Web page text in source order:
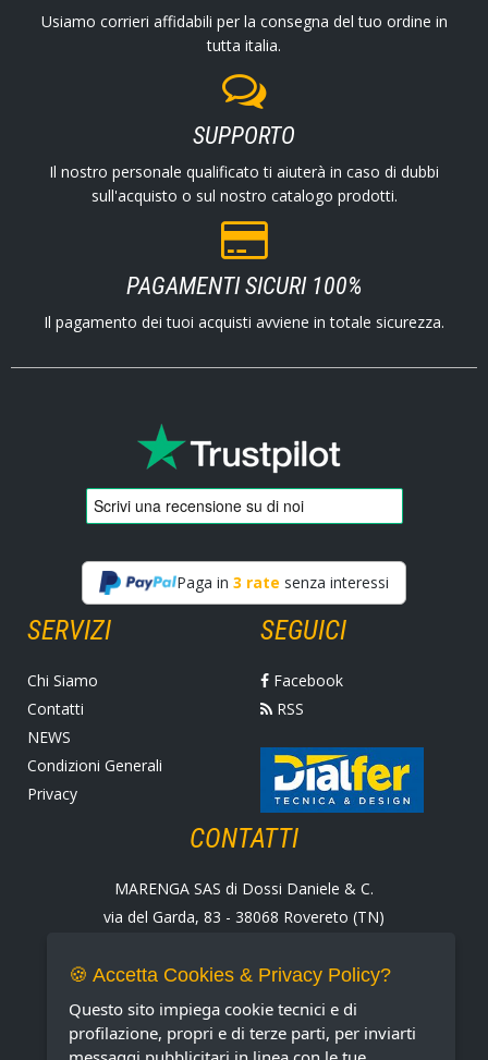
Usiamo corrieri affidabili per la consegna del tuo ordine in
tutta italia.
SUPPORTO
Il nostro personale qualificato ti aiuterà in caso di dubbi
sull'acquisto o sul nostro catalogo prodotti.
PAGAMENTI SICURI 100%
Il pagamento dei tuoi acquisti avviene in totale sicurezza.
Paga in 3 rate senza interessi
SERVIZI
Chi Siamo
Contatti
NEWS
Condizioni Generali
Privacy
SEGUICI
Facebook
RSS
CONTATTI
MARENGA SAS di Dossi Daniele & C.
via del Garda, 83 - 38068 Rovereto (TN)
Fax +39 0464 430938
E-mail: marenga@marenga.it
Partita IVA IT02232370227
🍪 Accetta Cookies & Privacy Policy?
Questo sito impiega cookie tecnici e di
profilazione, propri e di terze parti, per inviarti